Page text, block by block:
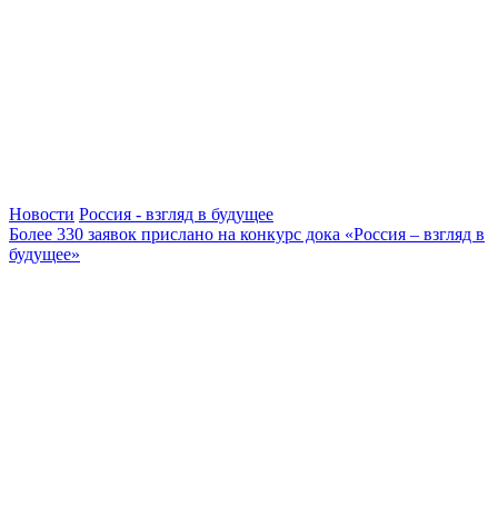
Новости Россия - взгляд в будущее
Более 330 заявок прислано на конкурс дока «Россия – взгляд в
будущее»